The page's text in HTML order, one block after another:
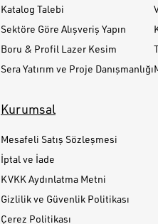
Katalog Talebi
Sektöre Göre Alışveriş Yapın
Boru & Profil Lazer Kesim
Sera Yatırım ve Proje Danışmanlığı
Kurumsal
Mesafeli Satış Sözleşmesi
İptal ve İade
KVKK Aydınlatma Metni
Gizlilik ve Güvenlik Politikası
Çerez Politikası